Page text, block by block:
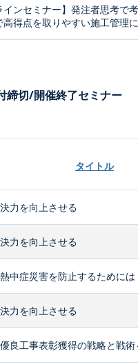
インセミナー】発注者思考で
高得点を取りやすい施工管理
締切/開催終了セミナー
タイトル
力を向上させる
力を向上させる
中症災害を防止するためには
力を向上させる
良工事表彰獲得の戦略と戦